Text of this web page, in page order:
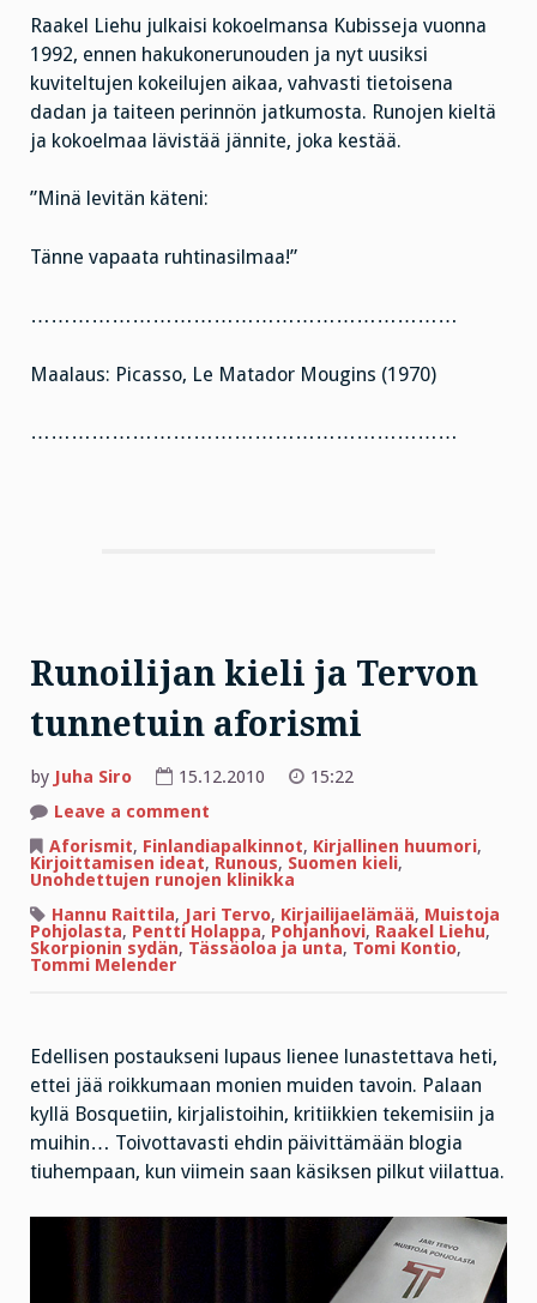
Raakel Liehu julkaisi kokoelmansa Kubisseja vuonna
1992, ennen hakukonerunouden ja nyt uusiksi
kuviteltujen kokeilujen aikaa, vahvasti tietoisena
dadan ja taiteen perinnön jatkumosta. Runojen kieltä
ja kokoelmaa lävistää jännite, joka kestää.
”Minä levitän käteni:
Tänne vapaata ruhtinasilmaa!”
………………………………………………………
Maalaus: Picasso, Le Matador Mougins (1970)
………………………………………………………
Runoilijan kieli ja Tervon
tunnetuin aforismi
by Juha Siro 15.12.2010
15:22
Leave a comment
kieli
ja
Tervon
aforismi
Aforismit, Finlandiapalkinnot, Kirjallinen huumori,
Kirjoittamisen ideat, Runous, Suomen kieli,
Unohdettujen runojen klinikka
Hannu Raittila, Jari Tervo, Kirjailijaelämää, Muistoja
Pohjolasta, Pentti Holappa, Pohjanhovi, Raakel Liehu,
Skorpionin sydän, Tässäoloa ja unta, Tomi Kontio,
Tommi Melender
Edellisen postaukseni lupaus lienee lunastettava heti,
ettei jää roikkumaan monien muiden tavoin. Palaan
kyllä Bosquetiin, kirjalistoihin, kritiikkien tekemisiin ja
muihin… Toivottavasti ehdin päivittämään blogia
tiuhempaan, kun viimein saan käsiksen pilkut viilattua.